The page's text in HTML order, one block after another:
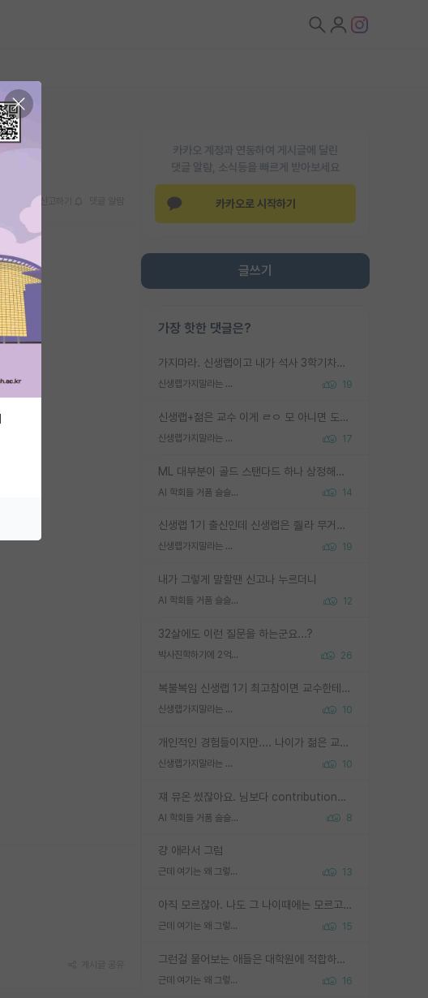
카카오 계정과 연동하여 게시글에 달린
댓글 알람, 소식등을 빠르게 받아보세요
카카오로 시작하기
글쓰기
가장 핫한 댓글은?
가지마라. 신생랩이고 내가 석사 3학기차인데 최고참인데 나도 아무것도 모르는데 교수가 후배들 왜 논문 교육 안시키냐. 논문 왜 안 써오냐 닦달한다
신생랩가지말라는 이유가 있었구나 19
신생랩+젊은 교수 이게 ㄹㅇ 모 아니면 도인듯.
신생랩가지말라는 이유가 있었구나 17
ML 대부분이 골드 스탠다드 하나 상정해놓고 (벤치마크 데이터셋이 여러 개면 여러 개 상정) 그거 얼마나 잘 맞추나 싸움임 가끔 번뜩이는 설계 철학을 보여주는 논문들도 있지만 대부분 그거 성적 얼마나 더 올리느라에 혈안이 되어 있는 측면이 잇음
AI 학회들 거품 슬슬 지적이 나오네요 14
신생랩 1기 출신인데 신생랩은 줠라 무거운 바벨 같은거임. 들면 대박인데 못들면 깔려 죽음. 아무도 알려주지 않는 환경에서 자생해야하지만, 일단 살아남았다면 그 어떤 사람보다 악착같고 생존력 높은 사람으로 거듭날 수 있음
신생랩가지말라는 이유가 있었구나 19
내가 그렇게 말할땐 신고나 누르더니
AI 학회들 거품 슬슬 지적이 나오네요 12
32살에도 이런 질문을 하는군요...?
박사진학하기에 2억은 괜찮은 (?) 정도의 경제력인가요 26
복불복임 신생랩 1기 최고참이면 교수한테 직접 지도받는 시간이 매우 많음 제대로 된 교수라면 말이지 그게 아니라면 그냥 넌 해방 불가능한 노예 1호에 감점쓰레기통이 되는거고
신생랩가지말라는 이유가 있었구나 10
개인적인 경험들이지만.... 나이가 젊은 교수일수록 꼰대라는 가면을 쓴 채로 무례함을 행동하는 경우가 거의 90% 정도였음. 나이가 어린데 다른 또래들과 달리 명예, 권력, 재력까지 얻었으니 세상 다 가진 기분이겠지. 오히러 나이 든 교수들이 행동과 말을 더 조심하시더라.
신생랩가지말라는 이유가 있었구나 10
쟤 뮤온 썼잖아요. 님보다 contribution많음
AI 학회들 거품 슬슬 지적이 나오네요 8
걍 애라서 그럼
근데 여기는 왜 그렇게 SPK를 물어보는거임? 13
아직 모르잖아. 나도 그 나이때에는 모르고 평가 받고 안심하고 싶었어.
근데 여기는 왜 그렇게 SPK를 물어보는거임? 15
그런걸 물어보는 애들은 대학원에 적합하지 않다
근데 여기는 왜 그렇게 SPK를 물어보는거임? 16